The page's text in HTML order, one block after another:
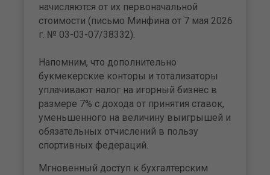
начисляются от их первоначальной
стоимости (письмо Минфина от 7 мая 2026
г. № 03-03-07/38332).
Напомним, что дополнительно
букмекерские конторы и тотализаторы
уплачивают налог на игорный бизнес в
размере 7% с дохода от принятия ставок,
уменьшенного на величину выигрышей и
обязательных отчислений в пользу
спортивных федераций.
Мгновенный доступ к бухгалтерским